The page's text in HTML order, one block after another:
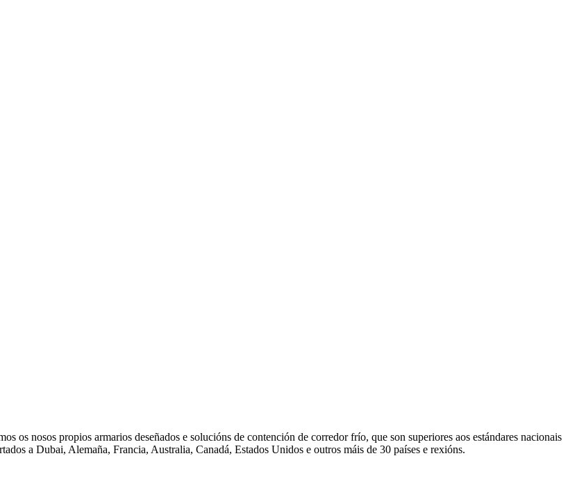
os nosos propios armarios deseñados e solucións de contención de corredor frío, que son superiores aos estándares nacionais
a Dubai, Alemaña, Francia, Australia, Canadá, Estados Unidos e outros máis de 30 países e rexións.